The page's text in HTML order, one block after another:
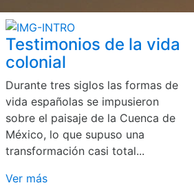
Testimonios de la vida
colonial
Durante tres siglos las formas de
vida españolas se impusieron
sobre el paisaje de la Cuenca de
México, lo que supuso una
transformación casi total...
Ver más